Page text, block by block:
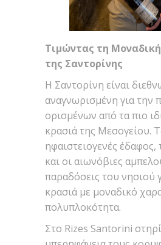
Τιμώντας τη
της Σαντορίνης
Η Σαντορίνη είναι
αναγνωρισμένη για την
ορισμένων από τα πιο
κρασιά της Μεσογείου.
ηφαιστειογενές έδαφος,
και οι αιωνόβιες
παραδόσεις του νησιού
κρασιά με μοναδικό
πολυπλοκότητα.
Στο Rizes Santorini